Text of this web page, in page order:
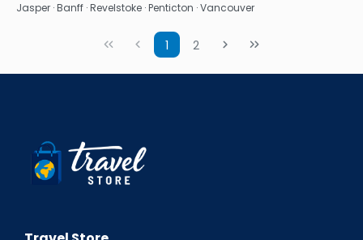
Jasper · Banff · Revelstoke · Penticton · Vancouver
1 2